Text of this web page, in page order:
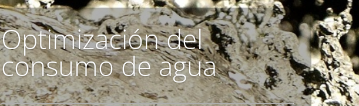
Optimización del
consumo de agua